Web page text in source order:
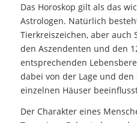
Das Horoskop gilt als das
Astrologen. Natürlich
Tierkreiszeichen, aber auch
den Aszendenten und den
entsprechenden
dabei von der Lage und
einzelnen Häuser
Der Charakter eines